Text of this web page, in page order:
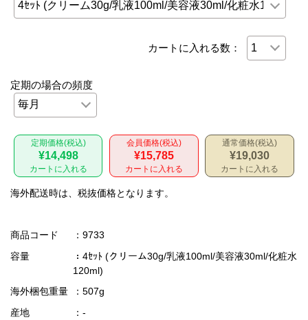
カートに入れる数：
定期の場合の頻度
定期価格(税込)
¥14,498
カートに入れる
会員価格(税込)
¥15,785
カートに入れる
通常価格(税込)
¥19,030
カートに入れる
海外配送時は、税抜価格となります。
商品コード
：9733
容量
：4ｾｯﾄ (クリーム30g/乳液100ml/美容液30ml/化粧水
120ml)
海外梱包重量
：507g
産地
：-